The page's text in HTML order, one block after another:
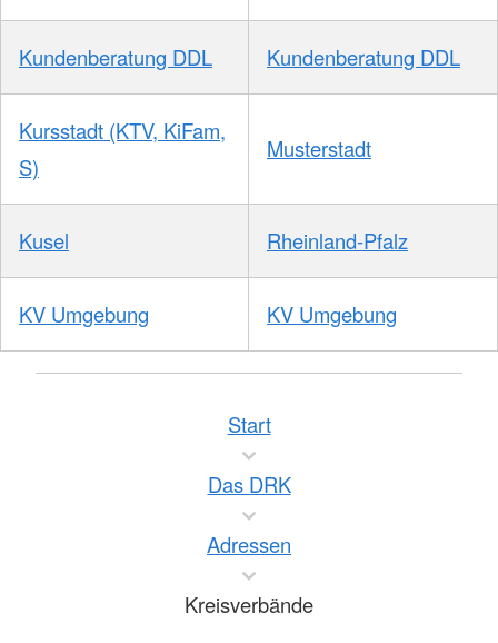
Kundenberatung DDL Kundenberatung DDL
Kursstadt (KTV, KiFam,
S)
Musterstadt
Kusel Rheinland-Pfalz
KV Umgebung KV Umgebung
Start
Das DRK
Adressen
Kreisverbände